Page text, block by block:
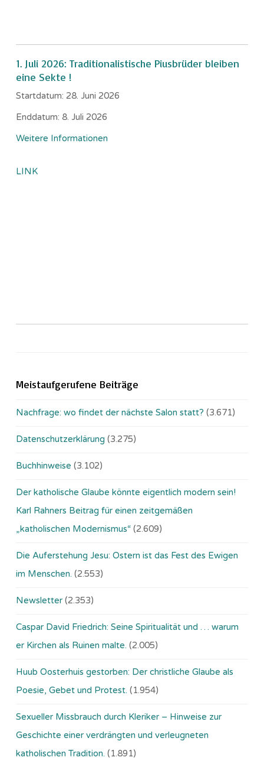
1. Juli 2026: Traditionalistische Piusbrüder bleiben
eine Sekte !
Startdatum: 28. Juni 2026
Enddatum: 8. Juli 2026
Weitere Informationen
LINK
Meistaufgerufene Beiträge
Nachfrage: wo findet der nächste Salon statt? (3.671)
Datenschutzerklärung (3.275)
Buchhinweise (3.102)
Der katholische Glaube könnte eigentlich modern sein!
Karl Rahners Beitrag für einen zeitgemäßen
„katholischen Modernismus“ (2.609)
Die Auferstehung Jesu: Ostern ist das Fest des Ewigen
im Menschen. (2.553)
Newsletter (2.353)
Caspar David Friedrich: Seine Spiritualität und … warum
er Kirchen als Ruinen malte. (2.005)
Huub Oosterhuis gestorben: Der christliche Glaube als
Poesie, Gebet und Protest. (1.954)
Sexueller Missbrauch durch Kleriker – Hinweise zur
Geschichte einer verdrängten und verleugneten
katholischen Tradition. (1.891)